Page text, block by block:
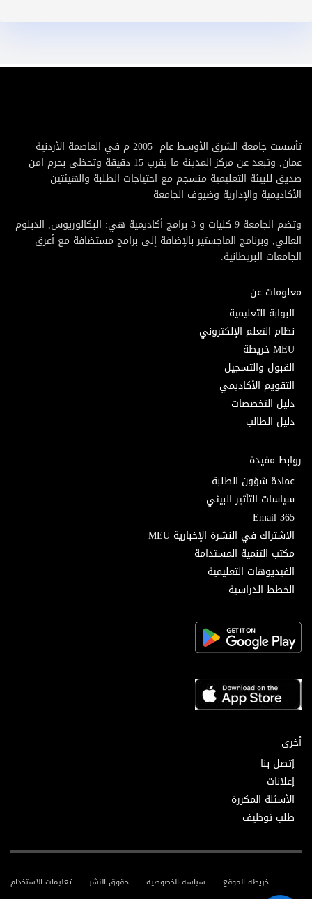
تأسست جامعة الشرق الأوسط عام 2005 م في العاصمة الأردنية
عمان, وتبعد عن مركز المدينة ما يقرب 15 دقيقة وتحظى بحرم امن
صديق للبيئة التعليمية منسجم مع احتياجات الطلبة والهيئتين
الأكاديمية والإدارية وضيوف الجامعة
وتضم الجامعة 9 كليات و 3 برامج أكاديمية هي: البكالوريوس, الدبلوم
العالي, وبرنامج الماجستير بالإضافة إلى برامج مستضافة مع أعرق
الجامعات البريطانية.
معلومات عن
البوابة التعليمية
نظام التعلم الإلكتروني
MEU خريطة
القبول والتسجيل
التقويم الأكاديمي
دليل التخصصات
دليل الطالب
روابط مفيدة
عمادة شؤون الطلبة
سياسات التأثير البيئي
Email 365
الاشتراك في النشرة الإخبارية MEU
مكتب التنمية المستدامة
الفيديوهات التعليمية
الخطط الدراسية
أخرى
إتصل بنا
إعلانات
الأسئلة المكررة
طلب توظيف
تعليمات الاستخدام حقوق النشر سياسة الخصوصية خريطة الموقع